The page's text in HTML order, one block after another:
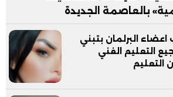
بالعاصمة الجديدة
اعضاء البرلمان بتبني
التعليم الفني
التعليم